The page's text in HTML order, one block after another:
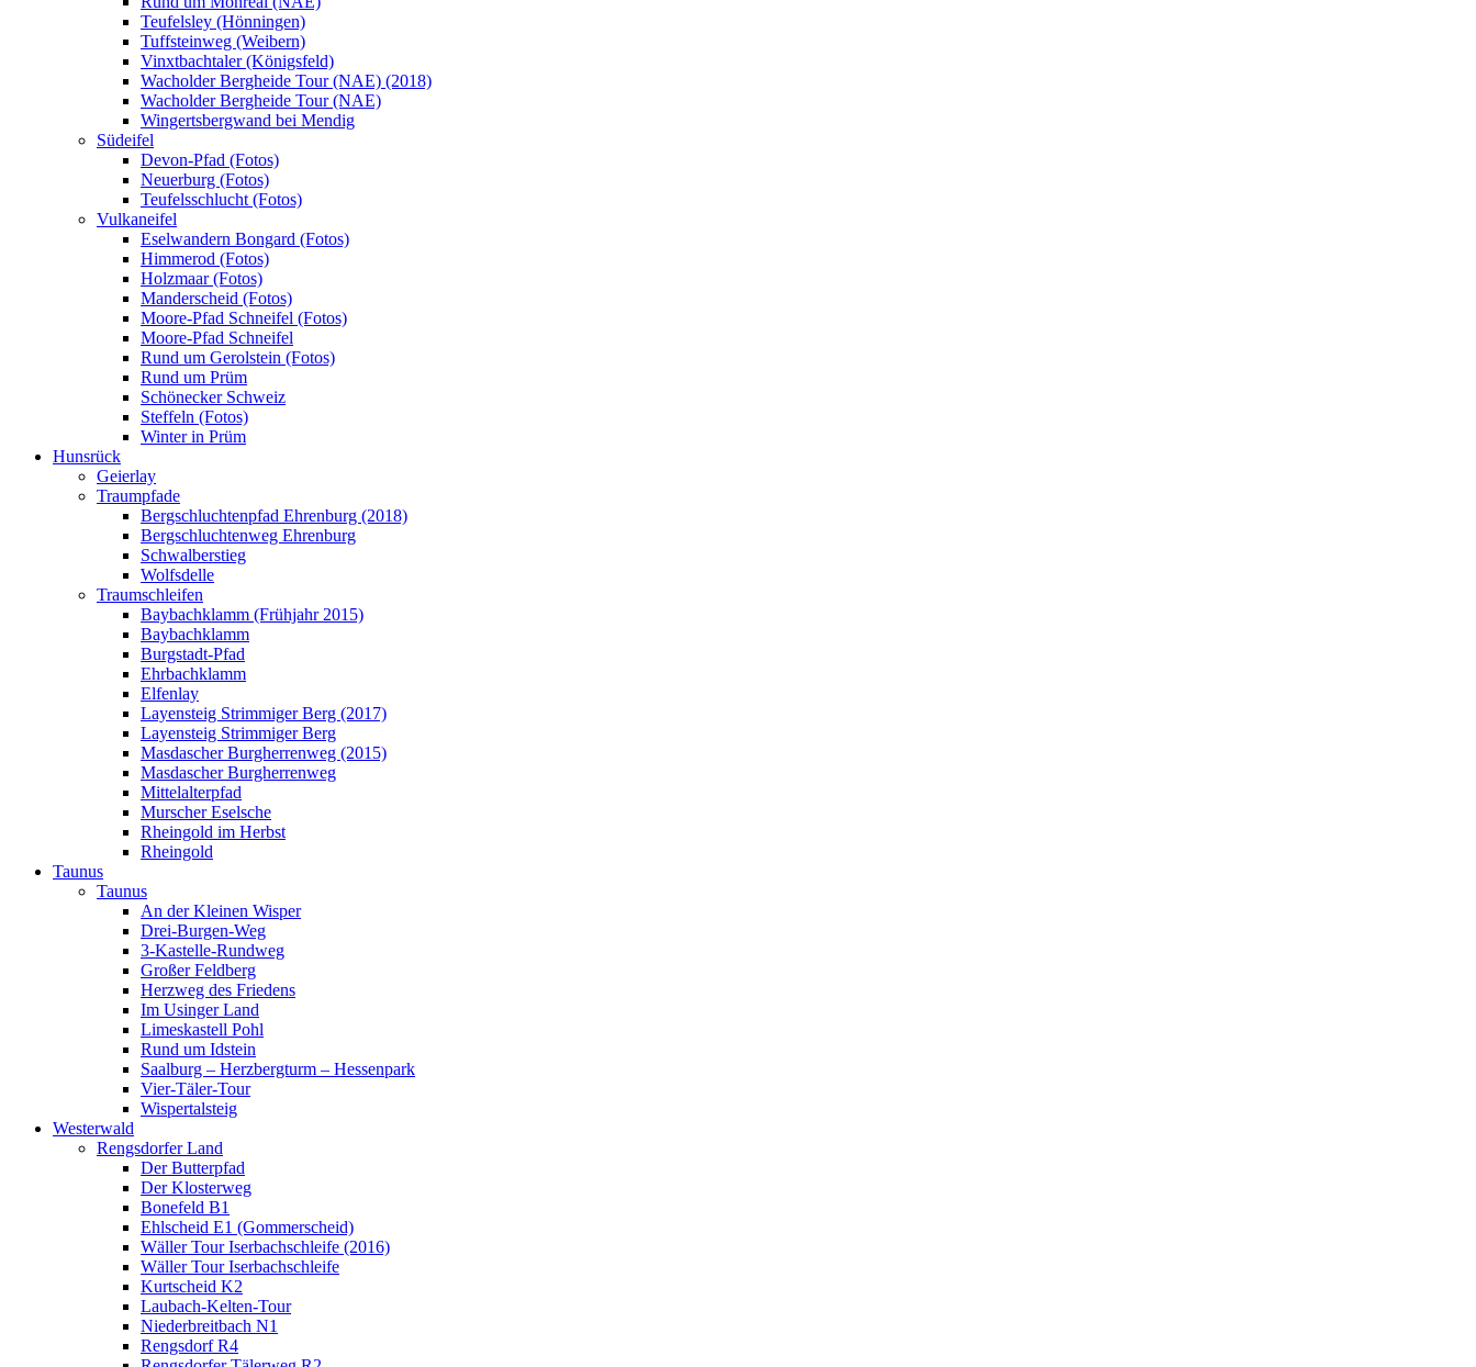
Teufelsley (Hönningen)
Tuffsteinweg (Weibern)
Vinxtbachtaler (Königsfeld)
Wacholder Bergheide Tour (NAE) (2018)
Wacholder Bergheide Tour (NAE)
Wingertsbergwand bei Mendig
Südeifel
Devon-Pfad (Fotos)
Neuerburg (Fotos)
Teufelsschlucht (Fotos)
Vulkaneifel
Eselwandern Bongard (Fotos)
Himmerod (Fotos)
Holzmaar (Fotos)
Manderscheid (Fotos)
Moore-Pfad Schneifel (Fotos)
Moore-Pfad Schneifel
Rund um Gerolstein (Fotos)
Rund um Prüm
Schönecker Schweiz
Steffeln (Fotos)
Winter in Prüm
Hunsrück
Geierlay
Traumpfade
Bergschluchtenpfad Ehrenburg (2018)
Bergschluchtenweg Ehrenburg
Schwalberstieg
Wolfsdelle
Traumschleifen
Baybachklamm (Frühjahr 2015)
Baybachklamm
Burgstadt-Pfad
Ehrbachklamm
Elfenlay
Layensteig Strimmiger Berg (2017)
Layensteig Strimmiger Berg
Masdascher Burgherrenweg (2015)
Masdascher Burgherrenweg
Mittelalterpfad
Murscher Eselsche
Rheingold im Herbst
Rheingold
Taunus
Taunus
An der Kleinen Wisper
Drei-Burgen-Weg
3-Kastelle-Rundweg
Großer Feldberg
Herzweg des Friedens
Im Usinger Land
Limeskastell Pohl
Rund um Idstein
Saalburg – Herzbergturm – Hessenpark
Vier-Täler-Tour
Wispertalsteig
Westerwald
Rengsdorfer Land
Der Butterpfad
Der Klosterweg
Bonefeld B1
Ehlscheid E1 (Gommerscheid)
Wäller Tour Iserbachschleife (2016)
Wäller Tour Iserbachschleife
Kurtscheid K2
Laubach-Kelten-Tour
Niederbreitbach N1
Rengsdorf R4